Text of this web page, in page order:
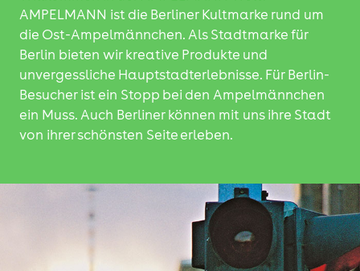
AMPELMANN ist die Berliner Kultmarke rund um
die Ost-Ampelmännchen. Als Stadtmarke für
Berlin bieten wir kreative Produkte und
unvergessliche Hauptstadterlebnisse. Für Berlin-
Besucher ist ein Stopp bei den Ampelmännchen
ein Muss. Auch Berliner können mit uns ihre Stadt
von ihrer schönsten Seite erleben.